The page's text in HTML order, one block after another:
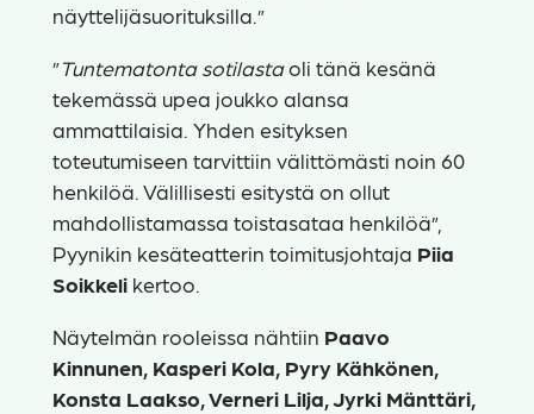
näyttelijäsuorituksilla.”
”Tuntematonta sotilastaoli tänä kesänä
tekemässä upea joukko alansa
ammattilaisia. Yhden esityksen
toteutumiseen tarvittiin välittömästi noin 60
henkilöä. Välillisesti esitystä on ollut
mahdollistamassa toistasataa henkilöä”,
Pyynikin kesäteatterin toimitusjohtaja Piia
Soikkeli kertoo.
Näytelmän rooleissa nähtiin Paavo
Kinnunen, Kasperi Kola, Pyry Kähkönen,
Konsta Laakso, Verneri Lilja, Jyrki Mänttäri,